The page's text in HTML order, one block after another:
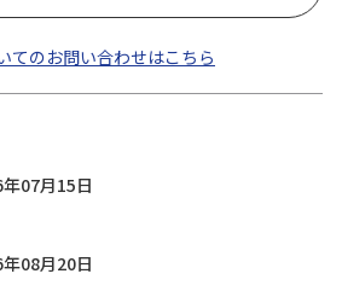
てのお問い合わせはこちら
07月15日
08月20日